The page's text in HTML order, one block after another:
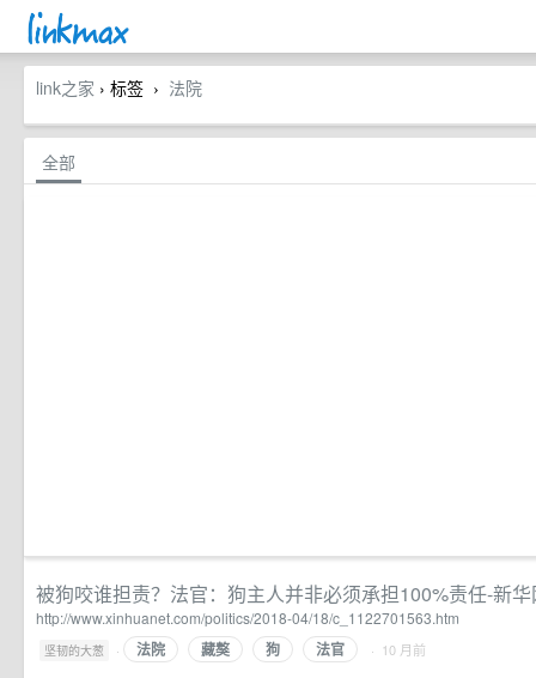
link之家 › 标签 › 法院
全部
被狗咬谁担责？法官：狗主人并非必须承担100%责任-新
http://www.xinhuanet.com/politics/2018-04/18/c_1122701563.htm
坚韧的大葱 · 法院 藏獒 狗 法官 · 10 月前